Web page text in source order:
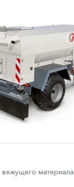
вяжущего материала